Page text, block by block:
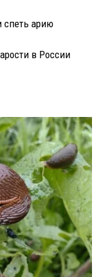
спеть арию
в России